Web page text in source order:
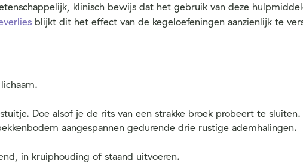
klinisch bewijs dat het gebruik van deze
blijkt dit het effect van de kegeloefeningen aanzienlijk te
Doe alsof je de rits van een strakke broek probeert te sluiten.
aangespannen gedurende drie rustige ademhalingen.
in kruiphouding of staand uitvoeren.